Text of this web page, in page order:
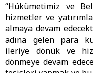
“Hükümetimiz ve
hizmetler ve
almaya devam
adına gelen para
ileriye dönük ve
dönmeye devam